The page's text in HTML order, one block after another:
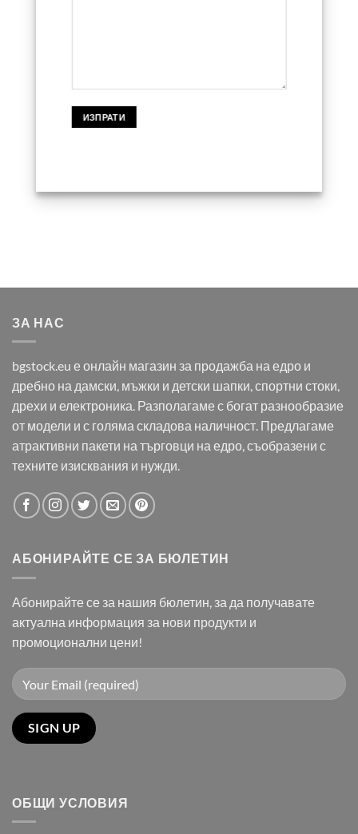
ЗА НАС
bgstock.eu е онлайн магазин за продажба на едро и
дребно на дамски, мъжки и детски шапки, спортни стоки,
дрехи и електроника. Разполагаме с богат разнообразие
от модели и с голяма складова наличност. Предлагаме
атрактивни пакети на търговци на едро, съобразени с
техните изисквания и нужди.
АБОНИРАЙТЕ СЕ ЗА БЮЛЕТИН
Абонирайте се за нашия бюлетин, за да получавате
актуална информация за нови продукти и
промоционални цени!
ОБЩИ УСЛОВИЯ